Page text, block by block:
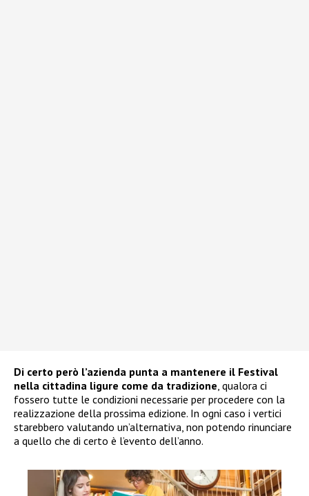
Di certo però l’azienda punta a mantenere il Festival
nella cittadina ligure come da tradizione, qualora ci
fossero tutte le condizioni necessarie per procedere con la
realizzazione della prossima edizione. In ogni caso i vertici
starebbero valutando un’alternativa, non potendo rinunciare
a quello che di certo è l’evento dell’anno.